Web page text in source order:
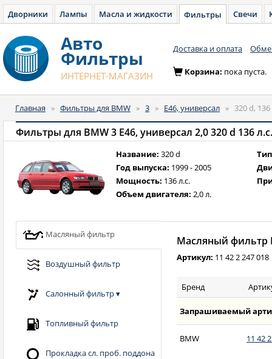
Дворники Лампы Масла и жидкости Фильтры Свечи
Авто
Фильтры
ИНТЕРНЕТ-МАГАЗИН
Доставка и оплата
Корзина: пока пуста.
Главная » Фильтры для BMW » 3 » E46, универсал » 320 d,
Фильтры для BMW 3 E46, универсал 2,0 320 d 136
Название: 320 d
Год выпуска: 1999 - 2005
Мощность: 136 л.с.
Объем двигателя: 2,0 л.
Масляный фильтр
Воздушный фильтр
Салонный фильтр▾
Топливный фильтр
Прокладка сл. проб. поддона
Масляный фильтр
Артикул: 11 42 2 247 018
Бренд
Запрашиваемый
BMW 11 42